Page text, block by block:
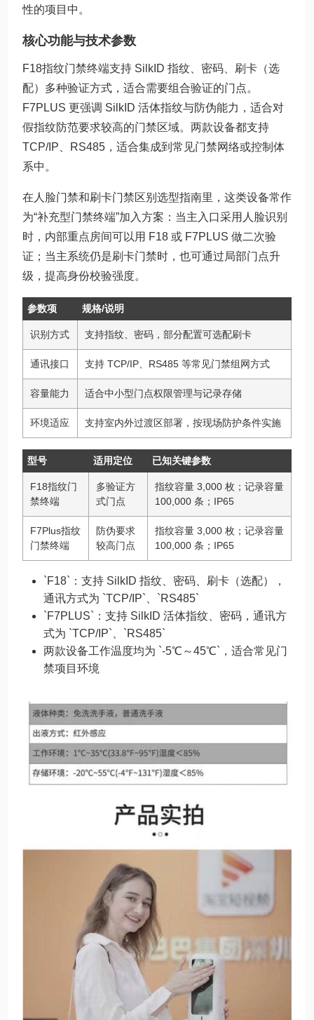
性的项目中。
核心功能与技术参数
F18指纹门禁终端支持 SilkID 指纹、密码、刷卡（选
配）多种验证方式，适合需要组合验证的门点。
F7PLUS 更强调 SilkID 活体指纹与防伪能力，适合对
假指纹防范要求较高的门禁区域。两款设备都支持
TCP/IP、RS485，适合集成到常见门禁网络或控制体
系中。
在人脸门禁和刷卡门禁区别选型指南里，这类设备常作
为“补充型门禁终端”加入方案：当主入口采用人脸识别
时，内部重点房间可以用 F18 或 F7PLUS 做二次验
证；当主系统仍是刷卡门禁时，也可通过局部门点升
级，提高身份校验强度。
参数项 规格/说明
识别方式 支持指纹、密码，部分配置可选配刷卡
通讯接口 支持 TCP/IP、RS485 等常见门禁组网方式
容量能力 适合中小型门点权限管理与记录存储
环境适应 支持室内外过渡区部署，按现场防护条件实施
型号 适用定位 已知关键参数
F18指纹门
禁终端
多验证方
式门点
指纹容量 3,000 枚；记录容量
100,000 条；IP65
F7Plus指纹
门禁终端
防伪要求
较高门点
指纹容量 3,000 枚；记录容量
100,000 条；IP65
`F18`：支持 SilkID 指纹、密码、刷卡（选配），
通讯方式为 `TCP/IP`、`RS485`
`F7PLUS`：支持 SilkID 活体指纹、密码，通讯方
式为 `TCP/IP`、`RS485`
两款设备工作温度均为 `-5℃～45℃`，适合常见门
禁项目环境